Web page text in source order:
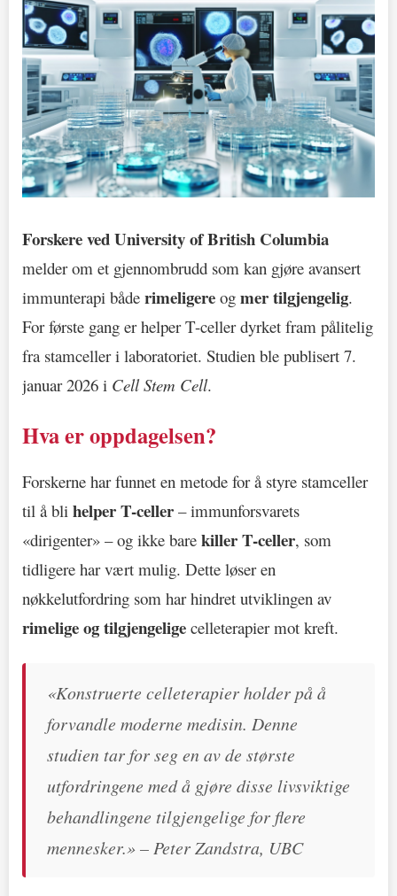
Forskere ved University of British Columbia
melder om et gjennombrudd som kan gjøre avansert
immunterapi både rimeligere og mer tilgjengelig.
For første gang er helper T-celler dyrket fram pålitelig
fra stamceller i laboratoriet. Studien ble publisert 7.
januar 2026 i Cell Stem Cell.
Hva er oppdagelsen?
Forskerne har funnet en metode for å styre stamceller
til å bli helper T-celler – immunforsvarets
«dirigenter» – og ikke bare killer T-celler, som
tidligere har vært mulig. Dette løser en
nøkkelutfordring som har hindret utviklingen av
rimelige og tilgjengelige celleterapier mot kreft.
«Konstruerte celleterapier holder på å
forvandle moderne medisin. Denne
studien tar for seg en av de største
utfordringene med å gjøre disse livsviktige
behandlingene tilgjengelige for flere
mennesker.» – Peter Zandstra, UBC